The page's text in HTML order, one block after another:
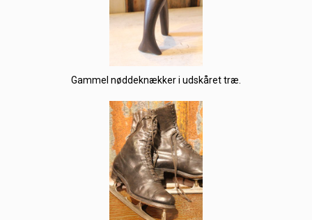
Gammel nøddeknækker i udskåret træ.